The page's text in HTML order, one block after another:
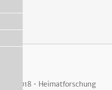
2018 • Heimatforschung